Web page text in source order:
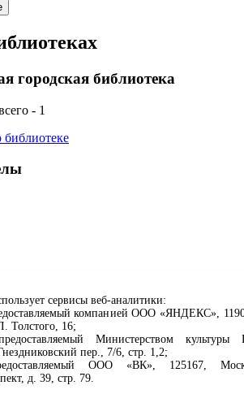
городская библиотека
- 1
услуг
сервисы веб-аналитики:
компанией ООО «ЯНДЕКС»,
Толстого, 16;
Министерством культуры
пер., 7/6, стр. 1,2;
ООО «ВК», 125167,
д. 39, стр. 79.